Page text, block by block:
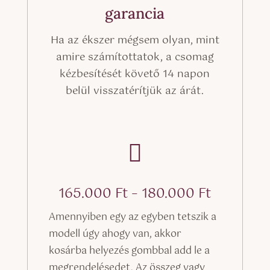
garancia
Ha az ékszer mégsem olyan, mint
amire számítottatok, a csomag
kézbesítését követő 14 napon
belül visszatérítjük az árát.

165.000 Ft– 180.000 Ft
165.000
-
Amennyiben egy az egyben tetszik a
modell úgy ahogy van, akkor
kosárba helyezés gombbal add le a